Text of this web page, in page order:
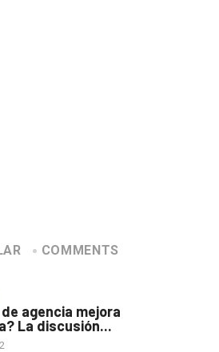
COMMENTS
agencia mejora
La discusión...